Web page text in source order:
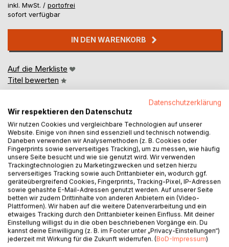
inkl. MwSt. / portofrei
sofort verfügbar
IN DEN WARENKORB
Auf die Merkliste
Titel bewerten
BESCHREIBUNG
Panion 448 n. Chr. Ein verwundeter Tribunus erreicht das
Elternhaus des jungen Scriptors Priscus und übergibt ein
versiegeltes Pergament, bestimmt für den Kaiserhof in
Konstantinopel. Kurz darauf stirbt der Tribunus, und sein
Tod ruft Männer auf den Plan, die plötzlich nach der Rolle
suchen. Gemeinsam mit Maximinus und Vigilius reist
Datenschutzerklärung
Wir respektieren den Datenschutz
Wir nutzen Cookies und vergleichbare Technologien auf unserer
Website. Einige von ihnen sind essenziell und technisch notwendig.
Daneben verwenden wir Analysemethoden (z. B. Cookies oder
Fingerprints sowie serverseitiges Tracking), um zu messen, wie häufig
unsere Seite besucht und wie sie genutzt wird. Wir verwenden
Trackingtechnologien zu Marketingzwecken und setzen hierzu
serverseitiges Tracking sowie auch Drittanbieter ein, wodurch ggf.
geräteübergreifend Cookies, Fingerprints, Tracking-Pixel, IP-Adressen
sowie gehashte E-Mail-Adressen genutzt werden. Auf unserer Seite
betten wir zudem Drittinhalte von anderen Anbietern ein (Video-
Plattformen). Wir haben auf die weitere Datenverarbeitung und ein
etwaiges Tracking durch den Drittanbieter keinen Einfluss. Mit deiner
Einstellung willigst du in die oben beschriebenen Vorgänge ein. Du
kannst deine Einwilligung (z. B. im Footer unter „Privacy-Einstellungen“)
jederzeit mit Wirkung für die Zukunft widerrufen. (BoD-Impressum)